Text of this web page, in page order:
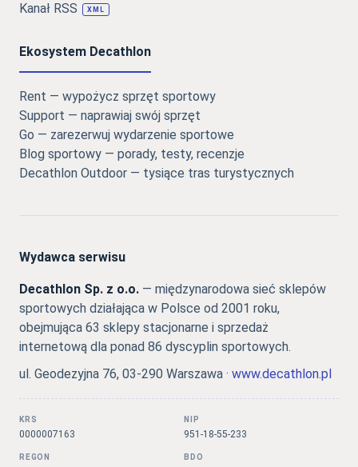
Kanał RSS
XML
Ekosystem Decathlon
Rent — wypożycz sprzęt sportowy
Support — naprawiaj swój sprzęt
Go — zarezerwuj wydarzenie sportowe
Blog sportowy — porady, testy, recenzje
Decathlon Outdoor — tysiące tras turystycznych
Wydawca serwisu
Decathlon Sp. z o.o. — międzynarodowa sieć sklepów
sportowych działająca w Polsce od 2001 roku,
obejmująca 63 sklepy stacjonarne i sprzedaż
internetową dla ponad 86 dyscyplin sportowych.
ul. Geodezyjna 76, 03-290 Warszawa · www.decathlon.pl
KRS
0000007163
NIP
951-18-55-233
REGON BDO